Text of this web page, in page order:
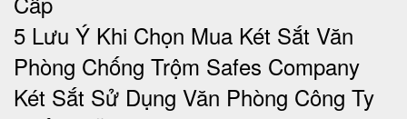
5 Lưu Ý Khi Chọn Mua Két Sắt Văn
Phòng Chống Trộm Safes Company
Két Sắt Sử Dụng Văn Phòng Công Ty